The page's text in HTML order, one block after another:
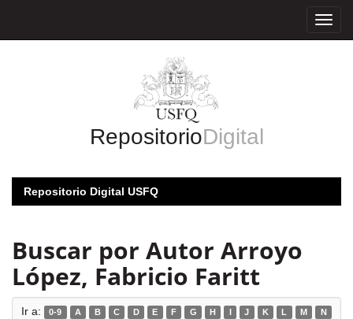
RepositorioDigital
Repositorio Digital USFQ
Buscar por Autor Arroyo
López, Fabricio Faritt
Ir a: 0-9 A B C D E F G H I J K L M
N